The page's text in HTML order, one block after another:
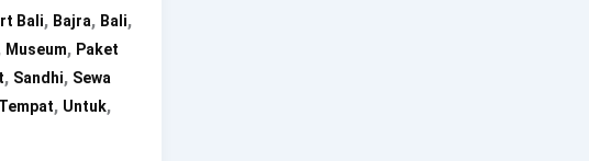
Bali, Bajra, Bali,
Museum, Paket
, Sandhi, Sewa
Tempat, Untuk,